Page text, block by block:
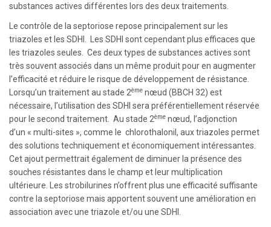
substances actives différentes lors des deux traitements.
Le contrôle de la septoriose repose principalement sur les
triazoles et les SDHI. Les SDHI sont cependant plus efficaces que
les triazoles seules. Ces deux types de substances actives sont
très souvent associés dans un même produit pour en augmenter
l’efficacité et réduire le risque de développement de résistance.
Lorsqu’un traitement au stade 2ème nœud (BBCH 32) est
nécessaire, l’utilisation des SDHI sera préférentiellement réservée
pour le second traitement. Au stade 2ème nœud, l’adjonction
d’un « multi-sites », comme le chlorothalonil, aux triazoles permet
des solutions techniquement et économiquement intéressantes.
Cet ajout permettrait également de diminuer la présence des
souches résistantes dans le champ et leur multiplication
ultérieure. Les strobilurines n’offrent plus une efficacité suffisante
contre la septoriose mais apportent souvent une amélioration en
association avec une triazole et/ou une SDHI.